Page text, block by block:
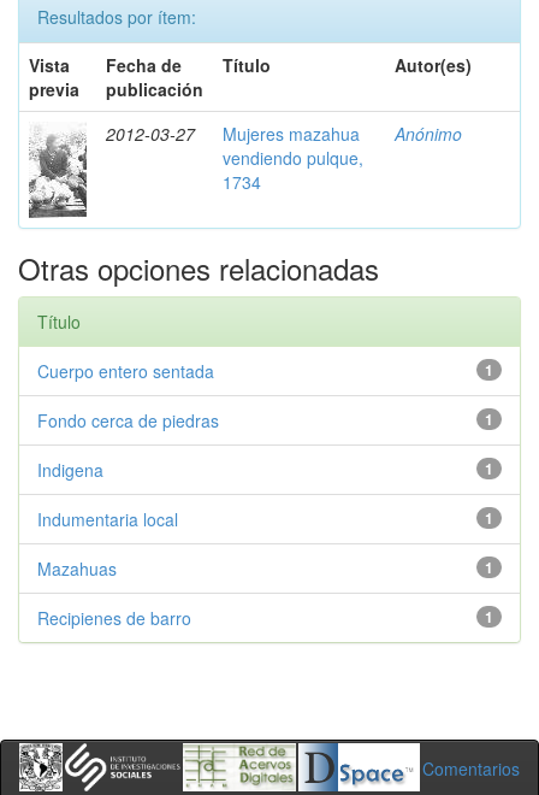
Resultados por ítem:
Vista
previa
Fecha de
publicación
Título Autor(es)
2012-03-27
Mujeres mazahua
vendiendo pulque,
1734
Anónimo
Otras opciones relacionadas
Título
1
Cuerpo entero sentada
1
Fondo cerca de piedras
1
Indigena
1
Indumentaria local
1
Mazahuas
1
Recipienes de barro
Comentarios